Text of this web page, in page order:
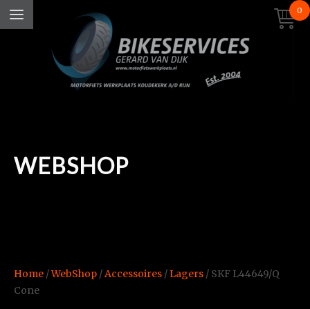
0
WEBSHOP
Home /WebShop /Accessoires /Lagers / SKF L44649/Q
Cone